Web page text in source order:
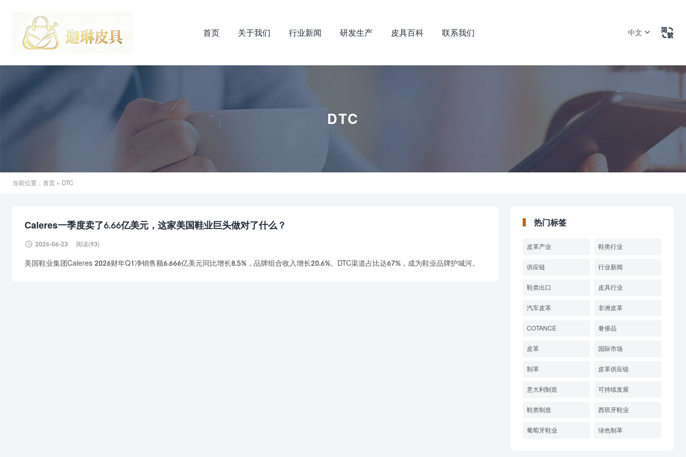

中文
首页 关于我们 行业新闻 研发生产 皮具百科 联系我们
DTC
当前位置： 首页 » DTC
Caleres一季度卖了6.66亿美元，这家美国鞋业巨头做对了什么？
 2026-06-23 阅读(93)
美国鞋业集团Caleres 2026财年Q1净销售额6.666亿美元同比增长8.5%，品牌组合收入增长20.6%。DTC渠道占比达67%，成为鞋业品牌护城河。
热门标签
皮革产业 鞋类行业
供应链 行业新闻
鞋类出口 皮具行业
汽车皮革 非洲皮革
COTANCE 奢侈品
皮革 国际市场
制革 皮革供应链
意大利制造 可持续发展
鞋类制造 西班牙鞋业
葡萄牙鞋业 绿色制革